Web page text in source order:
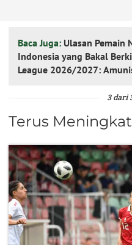
Baca Juga: Ulasan Pemain
Indonesia yang Bakal
League 2026/2027:
3 dari
Terus Meningkat